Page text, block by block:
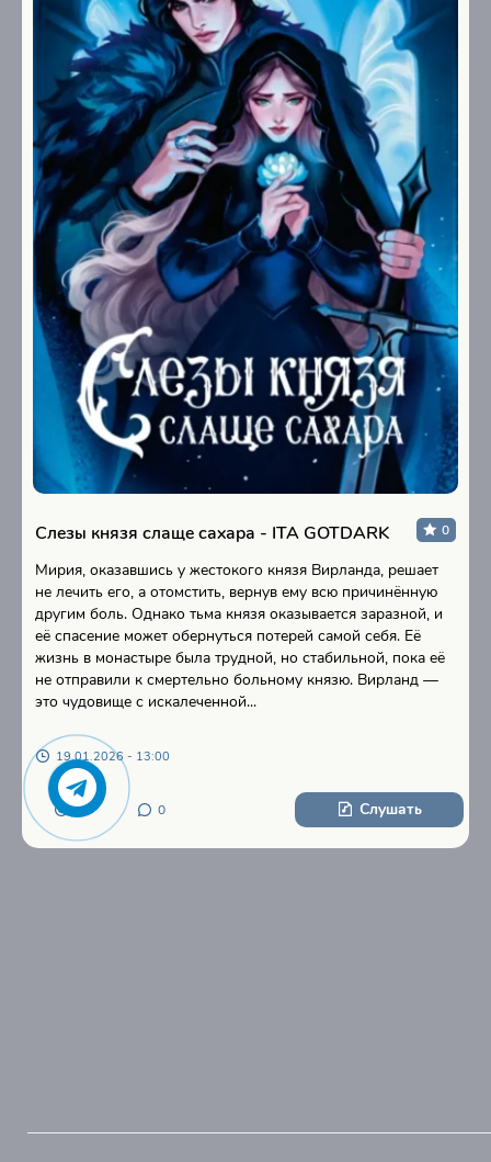
Слезы князя слаще сахара - ITA GOTDARK 0
Мирия, оказавшись у жестокого князя Вирланда, решает
не лечить его, а отомстить, вернув ему всю причинённую
другим боль. Однако тьма князя оказывается заразной, и
её спасение может обернуться потерей самой себя. Её
жизнь в монастыре была трудной, но стабильной, пока её
не отправили к смертельно больному князю. Вирланд —
это чудовище с искалеченной...
19.01.2026 - 13:00
10 0 Слушать